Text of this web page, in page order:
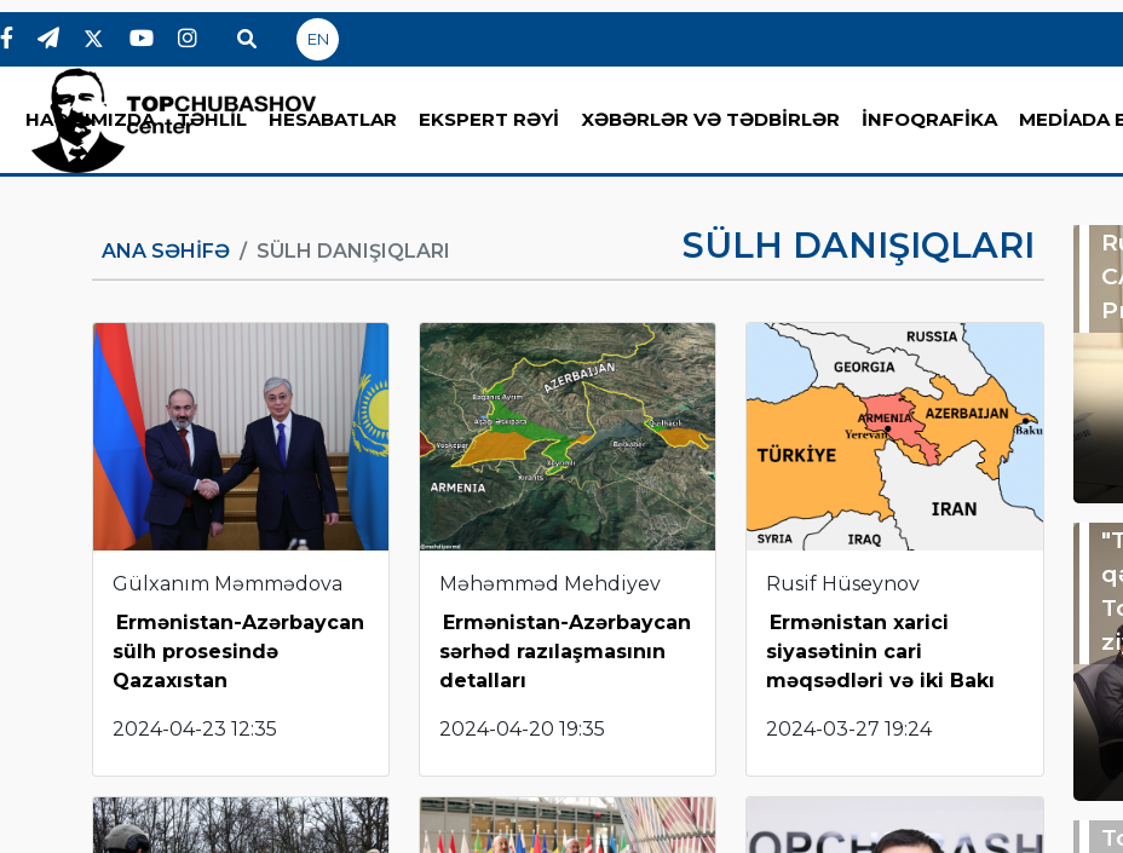
EN
HAQQIMIZDA TƏHLİL HESABATLAR EKSPERT RƏYİ XƏBƏRLƏR VƏ TƏDBİRLƏR İNFOQRAFİKA MEDİADA
ANA SƏHIFƏ SÜLH DANIŞIQLARI SÜLH DANIŞIQLARI
Gülxanım Məmmədova
Ermənistan-Azərbaycan
sülh prosesində
Qazaxıstan
2024-04-23 12:35
Məhəmməd Mehdiyev
Ermənistan-Azərbaycan
sərhəd razılaşmasının
detalları
2024-04-20 19:35
Rusif Hüseynov
Ermənistan xarici
siyasətinin cari
məqsədləri və iki Bakı
2024-03-27 19:24